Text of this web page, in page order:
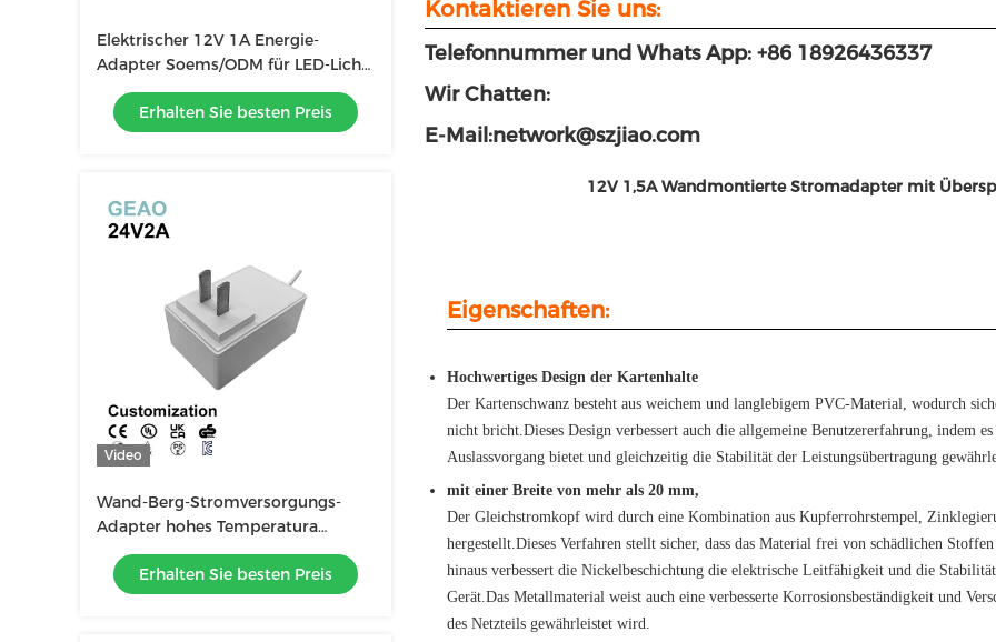
Elektrischer 12V 1A Energie-
Adapter Soems/ODM für LED-Licht-
Überwachungskamera
Erhalten Sie besten Preis
Video
Wand-Berg-Stromversorgungs-
Adapter hohes Temperatura
beständiges SAA 48W 24v 2a
Erhalten Sie besten Preis
Kontaktieren Sie uns:
Telefonnummer und Whats App: +86 18926436337
Wir Chatten:
E-Mail:network@szjiao.com
12V 1,5A Wandmontierte Stromadapter mit
Eigenschaften:
Hochwertiges Design der Kartenhalte
Der Kartenschwanz besteht aus weichem und langlebigem PVC-Material, wodurch
nicht bricht.Dieses Design verbessert auch die allgemeine Benutzererfahrung, indem
Auslassvorgang bietet und gleichzeitig die Stabilität der Leistungsübertragung
mit einer Breite von mehr als 20 mm,
Der Gleichstromkopf wird durch eine Kombination aus Kupferrohrstempel,
hergestellt.Dieses Verfahren stellt sicher, dass das Material frei von schädlichen
hinaus verbessert die Nickelbeschichtung die elektrische Leitfähigkeit und die
Gerät.Das Metallmaterial weist auch eine verbesserte Korrosionsbeständigkeit und
des Netzteils gewährleistet wird.